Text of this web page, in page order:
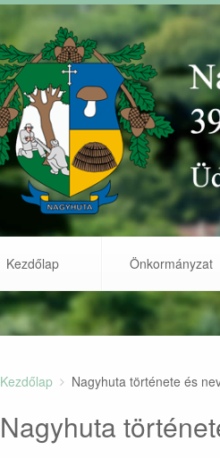
Kezdőlap Önkormányzat
Kezdőlap Nagyhuta története és
Nagyhuta